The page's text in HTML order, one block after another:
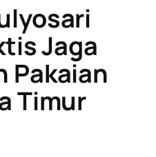
Jaga
Pakaian
Timur